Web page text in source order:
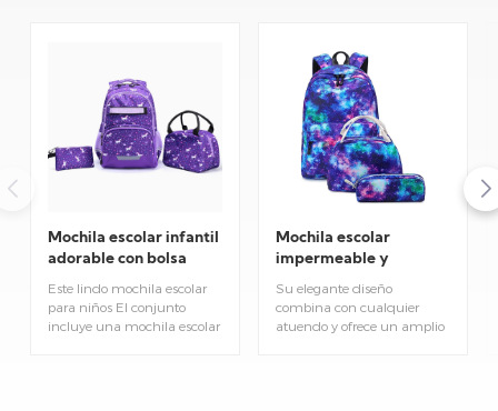
Mochila escolar infantil
adorable con bolsa
para el almuerzo.
Este lindo mochila escolar
para niños El conjunto
incluye una mochila escolar
Mochila escolar
impermeable y
elegante para
estudiantes.
Su elegante diseño
combina con cualquier
atuendo y ofrece un amplio